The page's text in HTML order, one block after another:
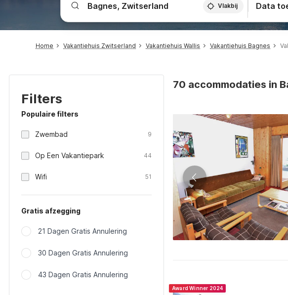
Vlakbij Data
Home Vakantiehuis Zwitserland Vakantiehuis Wallis Vakantiehuis Bagnes
Filters
Populaire filters
Zwembad 9
Op Een Vakantiepark 44
Wifi 51
Gratis afzegging
21 Dagen Gratis Annulering
30 Dagen Gratis Annulering
43 Dagen Gratis Annulering
70 accommodaties in
Award Winner 2024